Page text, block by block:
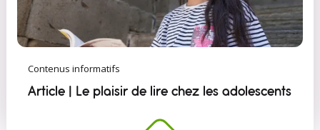
Contenus informatifs
Article | Le plaisir de lire chez les adolescents